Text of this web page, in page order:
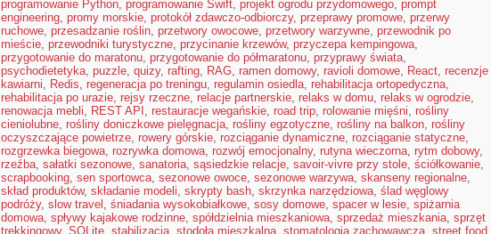
programowanie Python, programowanie Swift, projekt ogrodu przydomowego, prompt
engineering, promy morskie, protokół zdawczo-odbiorczy, przeprawy promowe, przerwy
ruchowe, przesadzanie roślin, przetwory owocowe, przetwory warzywne, przewodnik po
mieście, przewodniki turystyczne, przycinanie krzewów, przyczepa kempingowa,
przygotowanie do maratonu, przygotowanie do półmaratonu, przyprawy świata,
psychodietetyka, puzzle, quizy, rafting, RAG, ramen domowy, ravioli domowe, React, recenzje
kawiarni, Redis, regeneracja po treningu, regulamin osiedla, rehabilitacja ortopedyczna,
rehabilitacja po urazie, rejsy rzeczne, relacje partnerskie, relaks w domu, relaks w ogrodzie,
renowacja mebli, REST API , restauracje wegańskie, road trip, rolowanie mięśni, rośliny
cieniolubne, rośliny doniczkowe pielęgnacja, rośliny egzotyczne, rośliny na balkon, rośliny
oczyszczające powietrze, rowery górskie, rozciąganie dynamiczne, rozciąganie statyczne,
rozgrzewka biegowa, rozrywka domowa, rozwój emocjonalny, rutyna wieczorna, rytm dobowy,
rzeźba, sałatki sezonowe, sanatoria, sąsiedzkie relacje, savoir-vivre przy stole, ściółkowanie,
scrapbooking, sen sportowca, sezonowe owoce, sezonowe warzywa, skanseny regionalne,
skład produktów, składanie modeli, skrypty bash, skrzynka narzędziowa, ślad węglowy
podróży, slow travel , śniadania wysokobiałkowe, sosy domowe, spacer w lesie, spiżarnia
domowa, spływy kajakowe rodzinne, spółdzielnia mieszkaniowa, sprzedaż mieszkania, sprzęt
trekkingowy, SQLite, stabilizacja, stodoła mieszkalna, stomatologia zachowawcza, street food